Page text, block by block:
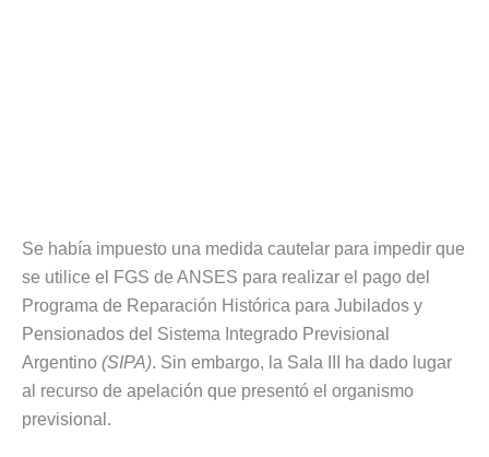
Se había impuesto una medida cautelar para impedir que
se utilice el FGS de ANSES para realizar el pago del
Programa de Reparación Histórica para Jubilados y
Pensionados del Sistema Integrado Previsional
Argentino (SIPA). Sin embargo, la Sala III ha dado lugar
al recurso de apelación que presentó el organismo
previsional.